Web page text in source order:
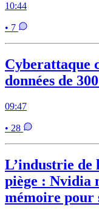
10:44
• 7
Cyberattaque
données de
09:47
• 28
L’industrie de
piège : Nvidia
mémoire pour